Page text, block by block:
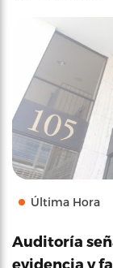
Última Hora
Auditoría
evidencia y